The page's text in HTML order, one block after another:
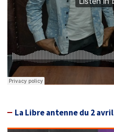
La Libre antenne du 2 avril